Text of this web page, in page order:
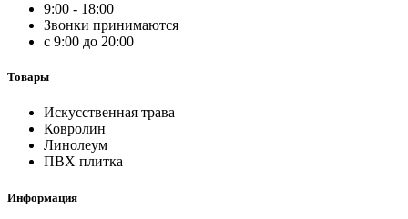
9:00 - 18:00
Звонки принимаются
с 9:00 до 20:00
Товары
Искусственная трава
Ковролин
Линолеум
ПВХ плитка
Информация